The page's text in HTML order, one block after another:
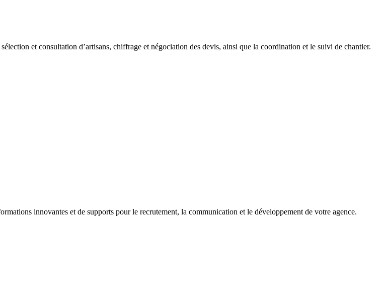
et consultation d’artisans, chiffrage et négociation des devis, ainsi que la coordination et le suivi de chantier.
innovantes et de supports pour le recrutement, la communication et le développement de votre agence.